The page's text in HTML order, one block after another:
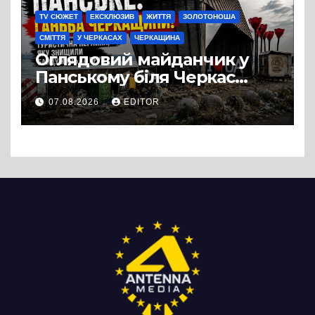
TV СЮЖЕТ ЕКСКЛЮЗИВ ЖИТТЯ ЗОЛОТОНОША
СМІТТЯ У ЧЕРКАСАХ ЧЕРКАЩИНА
Оглядовий майданчик у
Панському біля Черкас
перетворився на занедбане
сміттєзвалище
07.08.2026 EDITOR